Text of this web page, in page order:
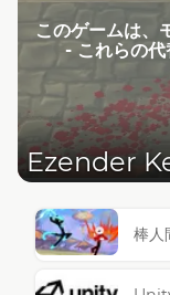
このゲームは、
- これらの代
Ezender
棒人